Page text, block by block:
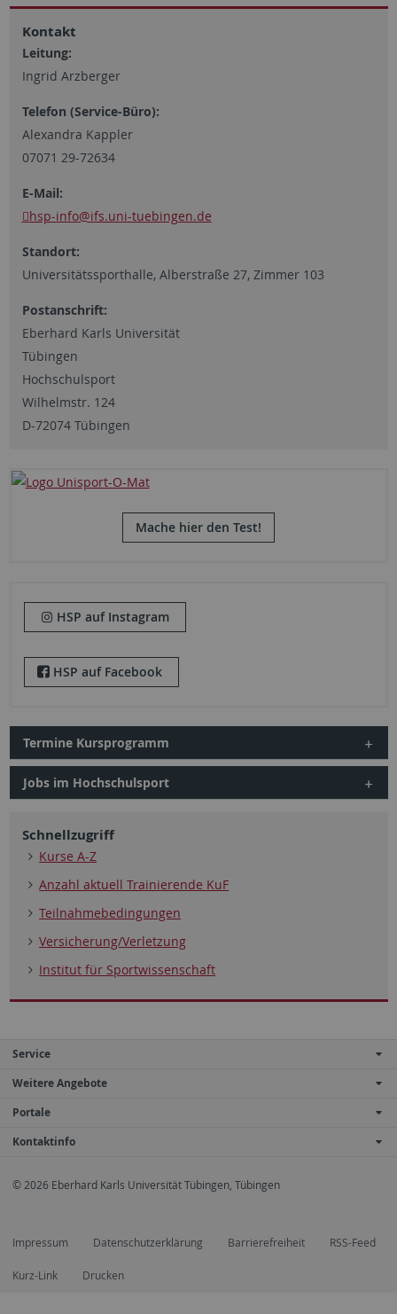
Kontakt
Leitung:
Ingrid Arzberger
Telefon (Service-Büro):
Alexandra Kappler
07071 29-72634
E-Mail:
hsp-info@ifs.uni-tuebingen.de
Standort:
Universitätssporthalle, Alberstraße 27, Zimmer 103
Postanschrift:
Eberhard Karls Universität
Tübingen
Hochschulsport
Wilhelmstr. 124
D-72074 Tübingen
Mache hier den Test!
HSP auf Instagram
HSP auf Facebook
Termine Kursprogramm
Jobs im Hochschulsport
Schnellzugriff
Kurse A-Z
Anzahl aktuell Trainierende KuF
Teilnahmebedingungen
Versicherung/Verletzung
Institut für Sportwissenschaft
Service
Weitere Angebote
Portale
Kontaktinfo
© 2026 Eberhard Karls Universität Tübingen, Tübingen
Impressum Datenschutzerklärung Barrierefreiheit RSS-Feed
Kurz-Link Drucken